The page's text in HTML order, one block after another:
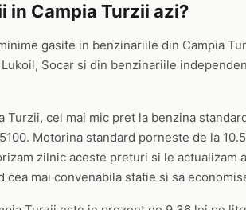
Campia Turzii azi?
gasite in benzinariile din Campia
Lukoil, Socar si din benzinariile
Turzii, cel mai mic pret la benzina
Motorina standard porneste de la
zilnic aceste preturi si le
cea mai convenabila statie si sa